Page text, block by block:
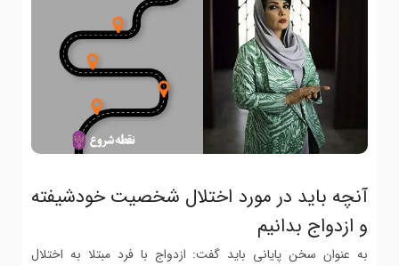
آنچه باید در مورد اختلال شخصیت خودشیفته
و ازدواج بدانیم
به عنوان سخن پایانی باید گفت: ازدواج با فرد مبتلا به اختلال